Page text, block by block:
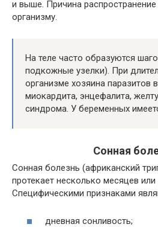
и выше. Причина
организму.
На теле часто образуются
подкожные узелки). При
организме хозяина паразитов
миокардита, энцефалита,
синдрома. У беременных
Сонная
Сонная болезнь (африканский
протекает несколько месяцев или
Специфическими признаками
дневная сонливость;